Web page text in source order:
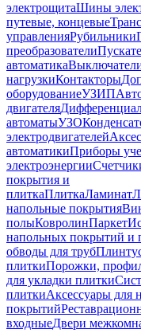
электрощитаШины
путевые, концевые
управленияРубильники
преобразователи
автоматика
нагрузкиКонтакторы
оборудованиеУЗИП
двигателя
автоматыУЗО
электродвигателей
автоматикиПриборы
электроэнергии
покрытия и
плиткаПлиткаЛаминат
напольные покрытия
полыКовролинПаркет
напольных покрытий и
обводы для труб
плиткиПорожки,
для укладки плитки
плиткиАксессуары для
покрытий
входныеДвери